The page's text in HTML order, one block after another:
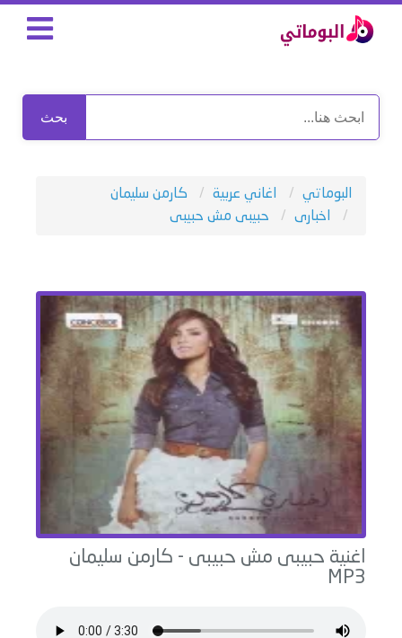
بحث
البوماتي اغاني عربية
كارمن سليمان
اخبارى
حبيبى مش حبيبى
اغنية حبيبى مش حبيبى - كارمن سليمان
MP3